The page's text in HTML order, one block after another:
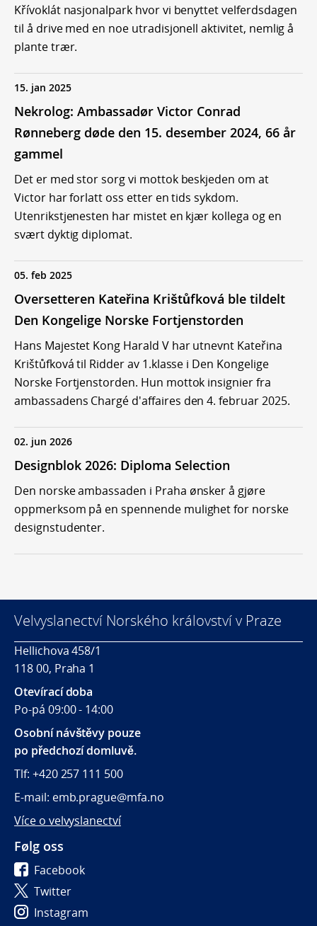
Křívoklát nasjonalpark hvor vi benyttet velferdsdagen
til å drive med en noe utradisjonell aktivitet, nemlig å
plante trær.
15. jan 2025
Nekrolog: Ambassadør Victor Conrad
Rønneberg døde den 15. desember 2024, 66 år
gammel
Det er med stor sorg vi mottok beskjeden om at
Victor har forlatt oss etter en tids sykdom.
Utenrikstjenesten har mistet en kjær kollega og en
svært dyktig diplomat.
05. feb 2025
Oversetteren Kateřina Krištůfková ble tildelt
Den Kongelige Norske Fortjenstorden
Hans Majestet Kong Harald V har utnevnt Kateřina
Krištůfková til Ridder av 1.klasse i Den Kongelige
Norske Fortjenstorden. Hun mottok insignier fra
ambassadens Chargé d'affaires den 4. februar 2025.
02. jun 2026
Designblok 2026: Diploma Selection
Den norske ambassaden i Praha ønsker å gjøre
oppmerksom på en spennende mulighet for norske
designstudenter.
Velvyslanectví Norského království v Praze
Hellichova 458/1
118 00, Praha 1
Otevírací doba
Po-pá 09:00 - 14:00
Osobní návštěvy pouze
po předchozí domluvě.
Tlf: +420 257 111 500
E-mail: emb.prague@mfa.no
Více o velvyslanectví
Følg oss
Facebook
Twitter
Instagram